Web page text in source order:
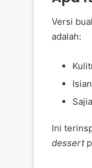
Versi
adalah:
Ini
dessert